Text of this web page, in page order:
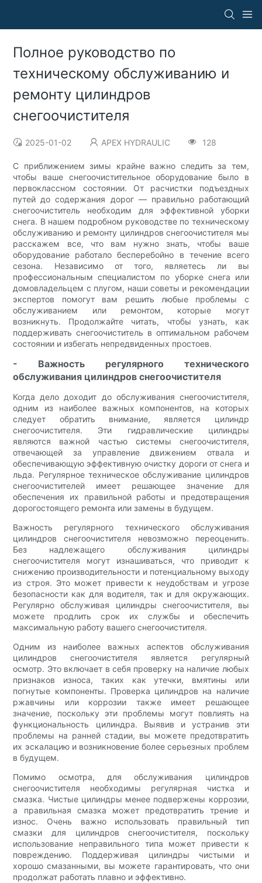
Полное руководство по
техническому обслуживанию и
ремонту цилиндров
снегоочистителя
2025-01-02 APEX HYDRAULIC 128
С приближением зимы крайне важно следить за тем,
чтобы ваше снегоочистительное оборудование было в
первоклассном состоянии. От расчистки подъездных
путей до содержания дорог — правильно работающий
снегоочиститель необходим для эффективной уборки
снега. В нашем подробном руководстве по техническому
обслуживанию и ремонту цилиндров снегоочистителя мы
расскажем все, что вам нужно знать, чтобы ваше
оборудование работало бесперебойно в течение всего
сезона. Независимо от того, являетесь ли вы
профессиональным специалистом по уборке снега или
домовладельцем с плугом, наши советы и рекомендации
экспертов помогут вам решить любые проблемы с
обслуживанием или ремонтом, которые могут
возникнуть. Продолжайте читать, чтобы узнать, как
поддерживать снегоочиститель в оптимальном рабочем
состоянии и избегать непредвиденных простоев.
- Важность регулярного технического
обслуживания цилиндров снегоочистителя
Когда дело доходит до обслуживания снегоочистителя,
одним из наиболее важных компонентов, на которых
следует обратить внимание, является цилиндр
снегоочистителя. Эти гидравлические цилиндры
являются важной частью системы снегоочистителя,
отвечающей за управление движением отвала и
обеспечивающую эффективную очистку дороги от снега и
льда. Регулярное техническое обслуживание цилиндров
снегоочистителей имеет решающее значение для
обеспечения их правильной работы и предотвращения
дорогостоящего ремонта или замены в будущем.
Важность регулярного технического обслуживания
цилиндров снегоочистителя невозможно переоценить.
Без надлежащего обслуживания цилиндры
снегоочистителя могут изнашиваться, что приводит к
снижению производительности и потенциальному выходу
из строя. Это может привести к неудобствам и угрозе
безопасности как для водителя, так и для окружающих.
Регулярно обслуживая цилиндры снегоочистителя, вы
можете продлить срок их службы и обеспечить
максимальную работу вашего снегоочистителя.
Одним из наиболее важных аспектов обслуживания
цилиндров снегоочистителя является регулярный
осмотр. Это включает в себя проверку на наличие любых
признаков износа, таких как утечки, вмятины или
погнутые компоненты. Проверка цилиндров на наличие
ржавчины или коррозии также имеет решающее
значение, поскольку эти проблемы могут повлиять на
функциональность цилиндра. Выявив и устранив эти
проблемы на ранней стадии, вы можете предотвратить
их эскалацию и возникновение более серьезных проблем
в будущем.
Помимо осмотра, для обслуживания цилиндров
снегоочистителя необходимы регулярная чистка и
смазка. Чистые цилиндры менее подвержены коррозии,
а правильная смазка может предотвратить трение и
износ. Очень важно использовать правильный тип
смазки для цилиндров снегоочистителя, поскольку
использование неправильного типа может привести к
повреждению. Поддерживая цилиндры чистыми и
хорошо смазанными, вы можете гарантировать, что они
продолжат работать плавно и эффективно.